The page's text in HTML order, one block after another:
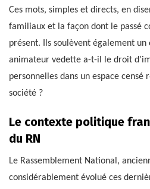
Ces mots, simples et directs, en
familiaux et la façon dont le passé
présent. Ils soulèvent également
animateur vedette a-t-il le droit
personnelles dans un espace
société ?
Le contexte politique
du RN
Le Rassemblement National,
considérablement évolué ces